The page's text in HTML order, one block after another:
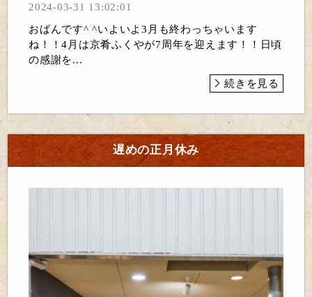
2024-03-31 13:02:01
おばんです^ ^いよいよ3月も終わっちゃいます
ね！！4月は京肴ふくやが7周年を迎えます！！日頃
の感謝を...
続きを見る
遅めの正月休み